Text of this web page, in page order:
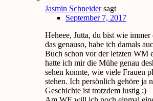
Jasmin Schneider sagt
September 7, 2017
Heheee, Jutta, du bist wie
das genauso, habe ich damals
Buch schon vor der letzten WM
hatte ich mir die Mühe genau
sehen konnte, wie viele Frauen
stehen. Ich persönlich gehöre ja
Geschichte ist trotzdem lustig ;)